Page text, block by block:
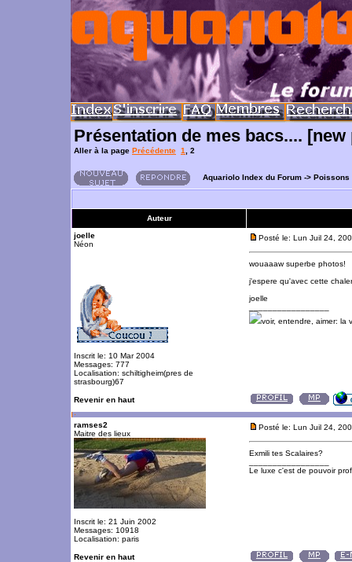
Présentation de mes bacs....
Aller à la page Précédente 1 2
Aquariolo Index du Forum -> Poissons
Auteur
joelle
Néon
Inscrit le: 10 Mar 2004
Messages: 777
Localisation: schiltigheim(pres de
strasbourg)67
Posté le: Lun Juil 24,
wouaaaw superbe photos!
j'espere qu'avec cette
joelle
voir, entendre, aimer: la
Revenir en haut
ramses2
Maitre des lieux
Inscrit le: 21 Juin 2002
Messages: 10918
Localisation: paris
Posté le: Lun Juil 24,
Exmili tes Scalaires?
Le luxe c'est de pouvoir
Revenir en haut